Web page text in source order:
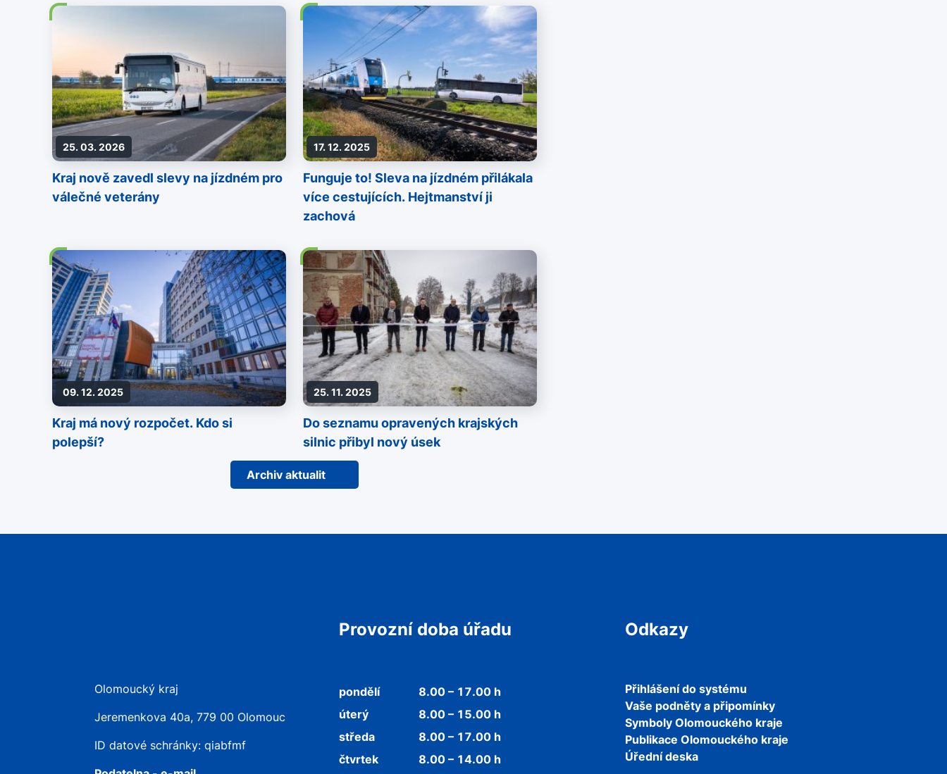
25. 03. 2026
Kraj nově zavedl slevy na jízdném pro
válečné veterány
17. 12. 2025
Funguje to! Sleva na jízdném přilákala
více cestujících. Hejtmanství ji
zachová
09. 12. 2025
Kraj má nový rozpočet. Kdo si
polepší?
25. 11. 2025
Do seznamu opravených krajských
silnic přibyl nový úsek
Archiv aktualit
Olomoucký kraj
Jeremenkova 40a, 779 00 Olomouc
ID datové schránky: qiabfmf
Provozní doba úřadu
pondělí
8.00 – 17.00 h
úterý
8.00 – 15.00 h
středa
8.00 – 17.00 h
čtvrtek
8.00 – 14.00 h
Odkazy
Přihlášení do systému
Vaše podněty a připomínky
Symboly Olomouckého kraje
Publikace Olomouckého kraje
Úřední deska